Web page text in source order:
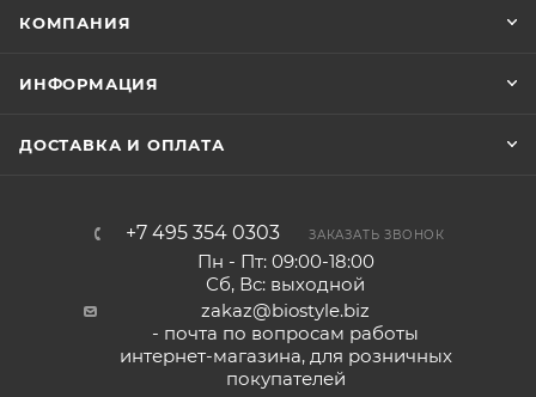
КОМПАНИЯ
ИНФОРМАЦИЯ
ДОСТАВКА И ОПЛАТА
+7 495 354 0303 ЗАКАЗАТЬ ЗВОНОК
Пн - Пт: 09:00-18:00
Сб, Вс: выходной
zakaz@biostyle.biz
- почта по вопросам работы
интернет-магазина, для розничных
покупателей